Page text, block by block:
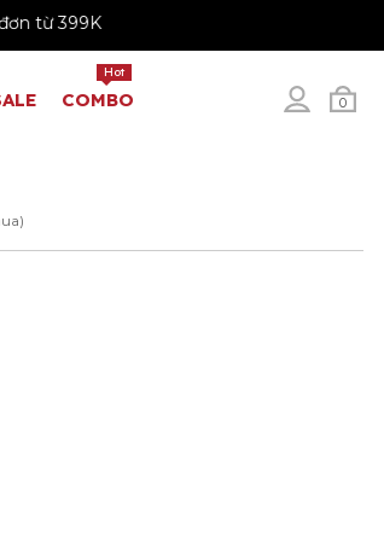
cho đơn từ 399K
0
COMBO
Hot